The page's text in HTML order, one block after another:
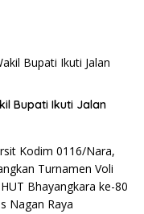
Bupati Ikuti Jalan